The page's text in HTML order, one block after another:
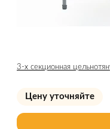
3-х секционная
Цену уточняйте